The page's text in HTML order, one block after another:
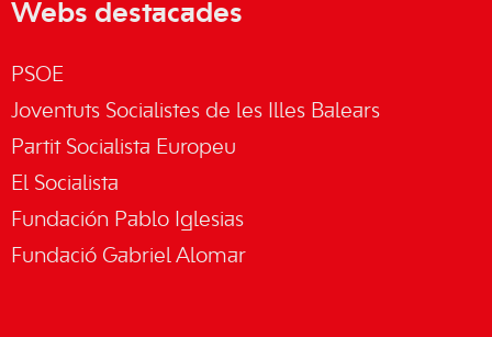
Webs destacades
PSOE
Joventuts Socialistes de les Illes Balears
Partit Socialista Europeu
El Socialista
Fundación Pablo Iglesias
Fundació Gabriel Alomar